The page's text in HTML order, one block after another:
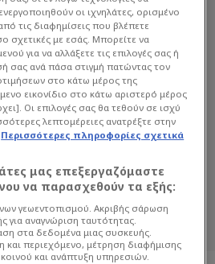
άρθρα του Sportdog
Μιχάλης
φίλαθλο.
οι ιχνηλάτες, ορισμένο
τις διαφημίσεις που βλέπετε
σχετικές με εσάς. Μπορείτε να
για να αλλάξετε τις επιλογές σας ή
σας ανά πάσα στιγμή πατώντας τον
στο κάτω μέρος της
εικονίδιο στο κάτω αριστερό μέρος
Οι επιλογές σας θα τεθούν σε ισχύ
λεπτομέρειες ανατρέξτε στην
Περισσότερες πληροφορίες σχετικά
μας επεξεργαζόμαστε
να παρασχεθούν τα εξής:
γεωεντοπισμού. Ακριβής σάρωση
για αναγνώριση ταυτότητας.
στα δεδομένα μιας συσκευής.
και περιεχόμενο, μέτρηση διαφήμισης
και ανάπτυξη υπηρεσιών.